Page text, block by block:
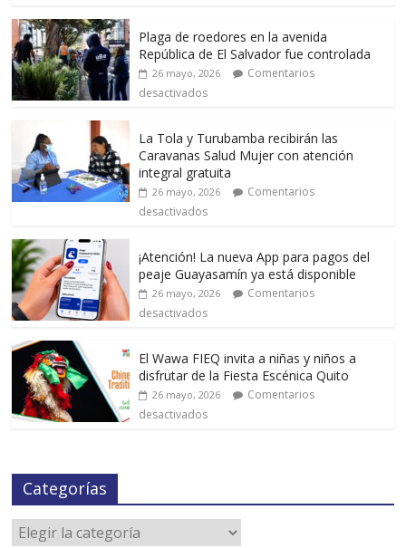
Plaga de roedores en la avenida
República de El Salvador fue controlada
26 mayo, 2026
Comentarios
desactivados
La Tola y Turubamba recibirán las
Caravanas Salud Mujer con atención
integral gratuita
26 mayo, 2026
Comentarios
desactivados
¡Atención! La nueva App para pagos del
peaje Guayasamín ya está disponible
26 mayo, 2026
Comentarios
desactivados
El Wawa FIEQ invita a niñas y niños a
disfrutar de la Fiesta Escénica Quito
26 mayo, 2026
Comentarios
desactivados
Categorías